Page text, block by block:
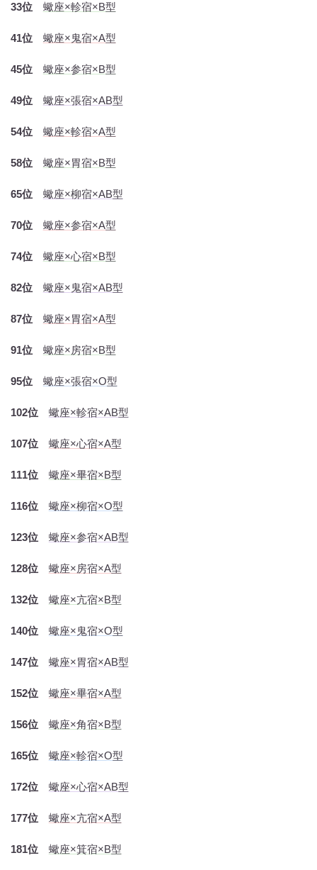
33位 蠍座×軫宿×B型
41位 蠍座×鬼宿×A型
45位 蠍座×参宿×B型
49位 蠍座×張宿×AB型
54位 蠍座×軫宿×A型
58位 蠍座×胃宿×B型
65位 蠍座×柳宿×AB型
70位 蠍座×参宿×A型
74位 蠍座×心宿×B型
82位 蠍座×鬼宿×AB型
87位 蠍座×胃宿×A型
91位 蠍座×房宿×B型
95位 蠍座×張宿×O型
102位 蠍座×軫宿×AB型
107位 蠍座×心宿×A型
111位 蠍座×畢宿×B型
116位 蠍座×柳宿×O型
123位 蠍座×参宿×AB型
128位 蠍座×房宿×A型
132位 蠍座×亢宿×B型
140位 蠍座×鬼宿×O型
147位 蠍座×胃宿×AB型
152位 蠍座×畢宿×A型
156位 蠍座×角宿×B型
165位 蠍座×軫宿×O型
172位 蠍座×心宿×AB型
177位 蠍座×亢宿×A型
181位 蠍座×箕宿×B型